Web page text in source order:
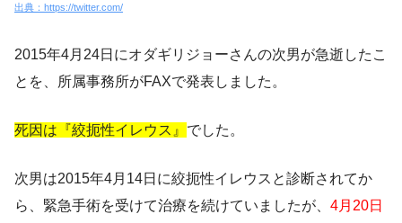
出典：https://twitter.com/
2015年4月24日にオダギリジョーさんの次男が急逝したこ
とを、所属事務所がFAXで発表しました。
死因は『絞扼性イレウス』 でした。
次男は2015年4月14日に絞扼性イレウスと診断されてか
ら、緊急手術を受けて治療を続けていましたが、 4月20日